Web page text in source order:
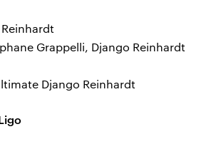
Grappelli, Django Reinhardt
Django Reinhardt